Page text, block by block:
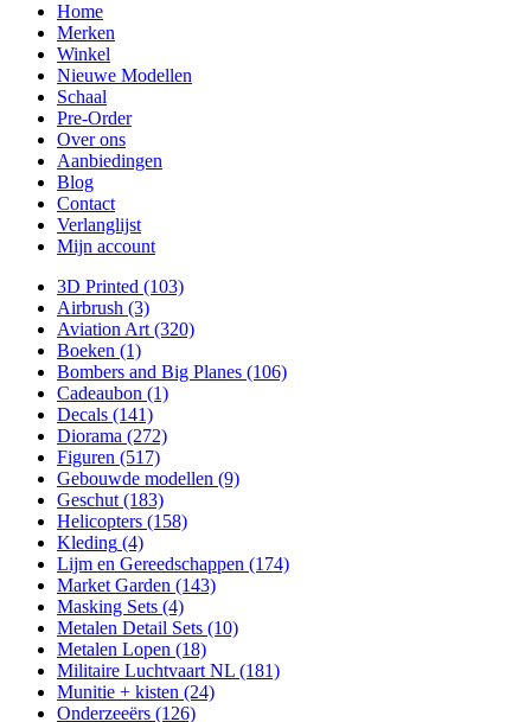
Home
Merken
Winkel
Nieuwe Modellen
Schaal
Pre-Order
Over ons
Aanbiedingen
Blog
Contact
Verlanglijst
Mijn account
3D Printed (103)
Airbrush (3)
Aviation Art (320)
Boeken (1)
Bombers and Big Planes (106)
Cadeaubon (1)
Decals (141)
Diorama (272)
Figuren (517)
Gebouwde modellen (9)
Geschut (183)
Helicopters (158)
Kleding (4)
Lijm en Gereedschappen (174)
Market Garden (143)
Masking Sets (4)
Metalen Detail Sets (10)
Metalen Lopen (18)
Militaire Luchtvaart NL (181)
Munitie + kisten (24)
Onderzeeërs (126)